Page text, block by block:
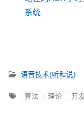
系统
语音技术(听和说)
算法 理论 开